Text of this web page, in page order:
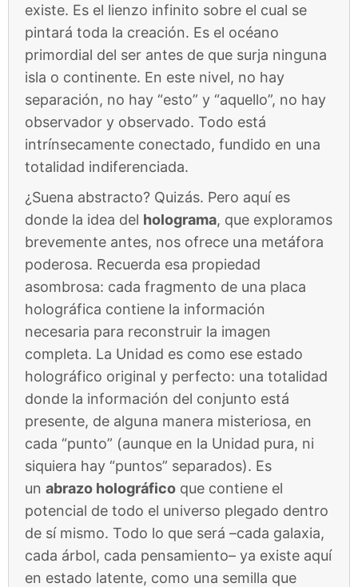
existe. Es el lienzo infinito sobre el cual se
pintará toda la creación. Es el océano
primordial del ser antes de que surja ninguna
isla o continente. En este nivel, no hay
separación, no hay “esto” y “aquello”, no hay
observador y observado. Todo está
intrínsecamente conectado, fundido en una
totalidad indiferenciada.
¿Suena abstracto? Quizás. Pero aquí es
donde la idea del holograma, que exploramos
brevemente antes, nos ofrece una metáfora
poderosa. Recuerda esa propiedad
asombrosa: cada fragmento de una placa
holográfica contiene la información
necesaria para reconstruir la imagen
completa. La Unidad es como ese estado
holográfico original y perfecto: una totalidad
donde la información del conjunto está
presente, de alguna manera misteriosa, en
cada “punto” (aunque en la Unidad pura, ni
siquiera hay “puntos” separados). Es
un abrazo holográfico que contiene el
potencial de todo el universo plegado dentro
de sí mismo. Todo lo que será –cada galaxia,
cada árbol, cada pensamiento– ya existe aquí
en estado latente, como una semilla que